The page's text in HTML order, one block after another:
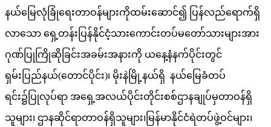
နယ်မြေလုံခြုံရေးတာဝန်များကိုထမ်းဆောင်၍ ပြန်လည်ရောက်ရှိ
လာသော ရှေ့တန်းပြန်နိုင်ငံ့သားကောင်းတပ်မတော်သားများအား
ဂုဏ်ပြုကြိုဆိုခြင်းအခမ်းအနားကို ယနေ့နံနက်ပိုင်းတွင်
ရှမ်းပြည်နယ်(တောင်ပိုင်း)၊ မိုးနဲမြို့နယ်ရှိ နယ်မြေခံတပ်
ရင်း၌ပြုလုပ်ရာ အရှေ့အလယ်ပိုင်းတိုင်းစစ်ဌာနချုပ်မှတာဝန်ရှိ
သူများ၊ ဌာနဆိုင်ရာတာဝန်ရှိသူများ၊မြန်မာနိုင်ငံရဲတပ်ဖွဲ့ဝင်များ၊